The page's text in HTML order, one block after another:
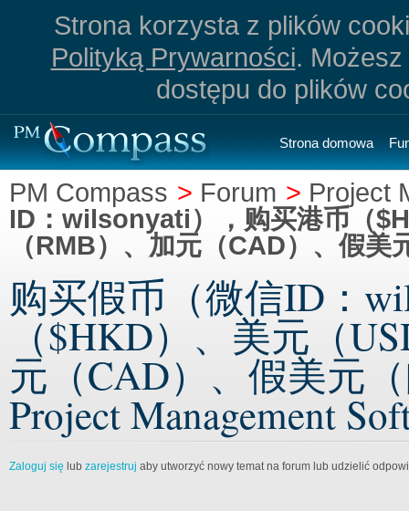
Strona korzysta z plików
Polityką Prywarności.
dostępu do plików
Strona domowa
PM Compass > Forum > Project
ID：wilsonyati），购买港币（
（RMB）、加元（CAD）、假
购买假币（微信ID：
（$HKD）、美元（
元（CAD）、假美元
Project Management
Zaloguj się lub zarejestruj aby utworzyć nowy temat na forum lub udzielić